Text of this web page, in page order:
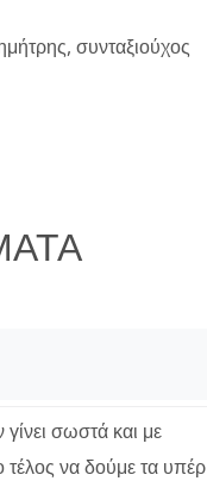
συνταξιούχος
γίνει σωστά και με
τέλος να δούμε τα υπέρ